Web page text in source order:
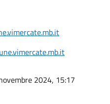
2024, 15:17